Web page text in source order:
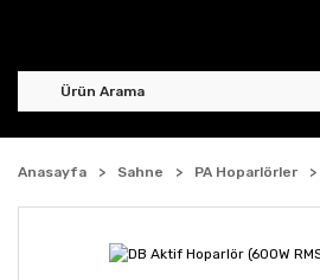
Anasayfa Sahne PA Hoparlörler